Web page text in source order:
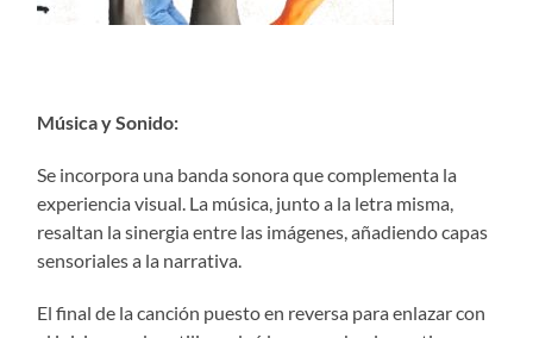
Música y Sonido:
Se incorpora una banda sonora que complementa la
experiencia visual. La música, junto a la letra misma,
resaltan la sinergia entre las imágenes, añadiendo capas
sensoriales a la narrativa.
El final de la canción puesto en reversa para enlazar con